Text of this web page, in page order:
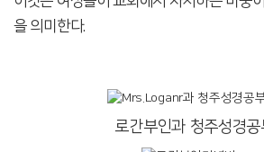
을 의미한다.
로간부인과 청주성경공